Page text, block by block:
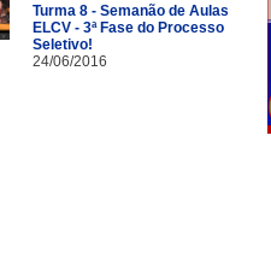
Turma 8 - Semanão de Aulas
ELCV - 3ª Fase do Processo
Seletivo!
24/06/2016